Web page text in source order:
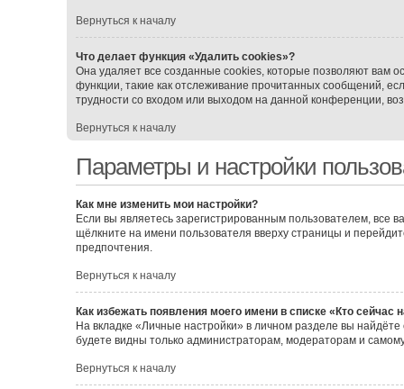
Вернуться к началу
Что делает функция «Удалить cookies»?
Она удаляет все созданные cookies, которые позволяют вам
функции, такие как отслеживание прочитанных сообщений,
трудности со входом или выходом на данной конференции,
Вернуться к началу
Параметры и настройки
Как мне изменить мои настройки?
Если вы являетесь зарегистрированным пользователем, все
щёлкните на имени пользователя вверху страницы и
предпочтения.
Вернуться к началу
Как избежать появления моего имени в списке «Кто сейчас
На вкладке «Личные настройки» в личном разделе вы
будете видны только администраторам, модераторам и
Вернуться к началу